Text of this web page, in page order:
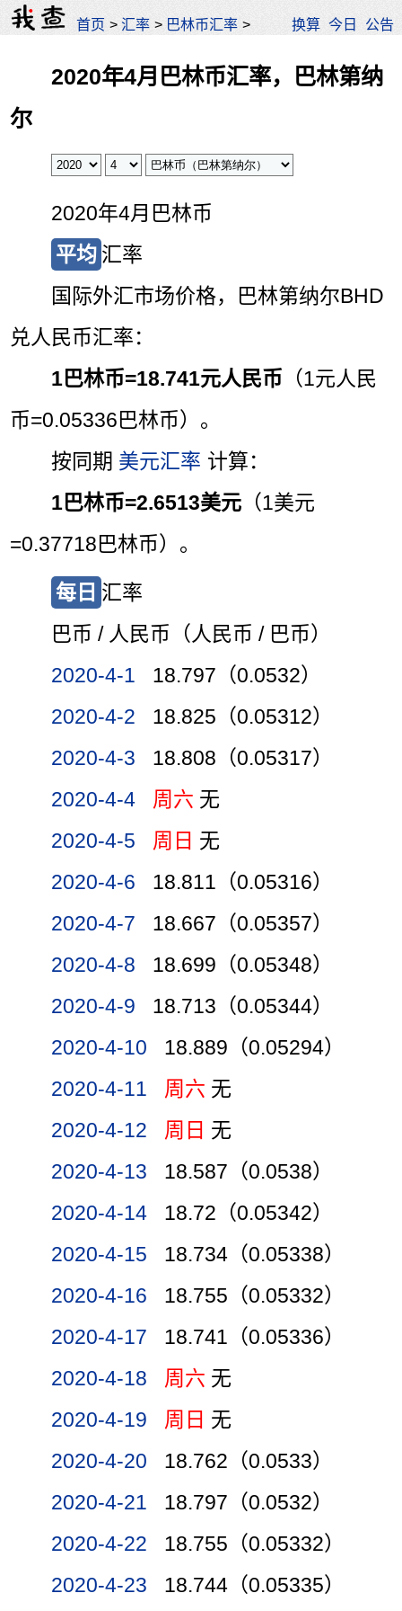
首页 >汇率 > 巴林币汇率 > 换算 今日 公告
2020年4月巴林币汇率，巴林第纳
尔
2020年4月巴林币
平均 汇率
国际外汇市场价格，巴林第纳尔BHD
兑人民币汇率：
1巴林币=18.741元人民币 （1元人民
币=0.05336巴林币）。
按同期 美元汇率 计算：
1巴林币=2.6513美元 （1美元
=0.37718巴林币）。
每日 汇率
巴币 / 人民币（人民币 / 巴币）
2020-4-1
18.797（0.0532）
2020-4-2
18.825（0.05312）
2020-4-3
18.808（0.05317）
2020-4-4
周六 无
2020-4-5
周日 无
2020-4-6
18.811（0.05316）
2020-4-7
18.667（0.05357）
2020-4-8
18.699（0.05348）
2020-4-9
18.713（0.05344）
2020-4-10
18.889（0.05294）
2020-4-11
周六 无
2020-4-12
周日 无
2020-4-13
18.587（0.0538）
2020-4-14
18.72（0.05342）
2020-4-15
18.734（0.05338）
2020-4-16
18.755（0.05332）
2020-4-17
18.741（0.05336）
2020-4-18
周六 无
2020-4-19
周日 无
2020-4-20
18.762（0.0533）
2020-4-21
18.797（0.0532）
2020-4-22
18.755（0.05332）
2020-4-23
18.744（0.05335）